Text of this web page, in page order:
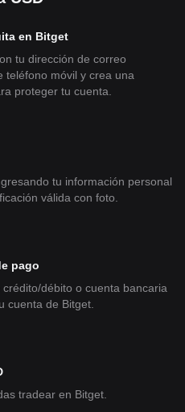
en Bitget
tu dirección de correo
teléfono móvil y crea una
proteger tu cuenta.
tu información personal
válida con foto.
pago
débito o cuenta bancaria
cuenta de Bitget.
tradear en Bitget.